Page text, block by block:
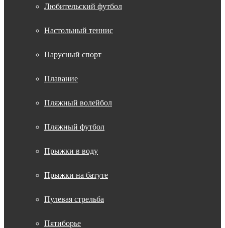
Любительский футбол
Настольный теннис
Парусный спорт
Плавание
Пляжный волейбол
Пляжный футбол
Прыжки в воду
Прыжки на батуте
Пулевая стрельба
Пятиборье